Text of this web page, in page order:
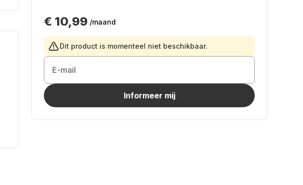
€ 10,99 /maand
Dit product is momenteel niet beschikbaar.
E-mail
Informeer mij